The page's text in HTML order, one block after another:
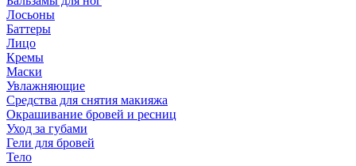
Лосьоны
Баттеры
Лицо
Кремы
Маски
Увлажняющие
Средства для снятия макияжа
Окрашивание бровей и ресниц
Уход за губами
Гели для бровей
Тело